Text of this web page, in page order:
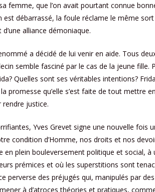
femme, que l’on avait pourtant connue
est débarrassé, la foule réclame le même
alliance démoniaque.
a décidé de lui venir en aide. Tous
semble fasciné par le cas de la jeune fille.
Quelles sont ses véritables intentions?
promesse qu’elle s’est faite de tout mettre
rendre justice.
Yves Grevet signe une nouvelle fois
condition d’Homme, nos droits et nos
en plein bouleversement politique et social, à
prémices et où les superstitions sont
perverse des préjugés qui, manipulés par
à d’atroces théories et pratiques,